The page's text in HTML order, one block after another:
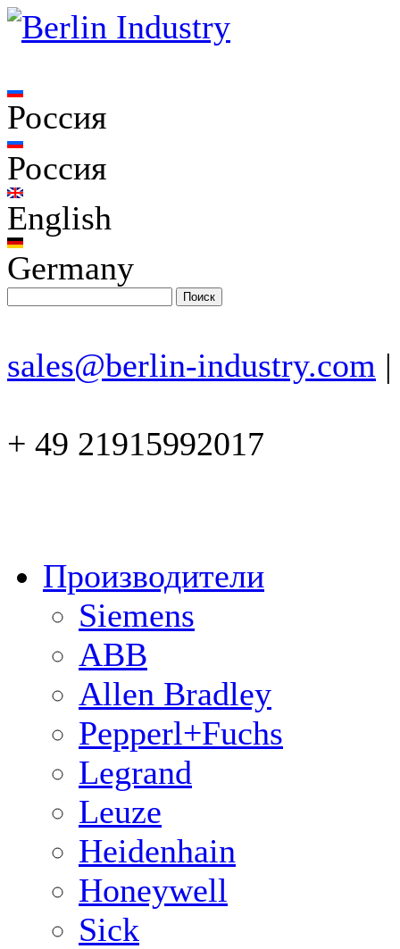
Россия
Россия
English
Germany
sales@berlin-industry.com |
+ 49 21915992017
Производители
Siemens
ABB
Allen Bradley
Pepperl+Fuchs
Legrand
Leuze
Heidenhain
Honeywell
Sick